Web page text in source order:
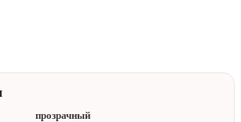
прозрачный